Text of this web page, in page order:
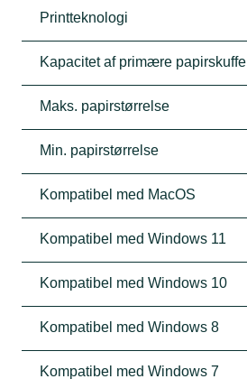
Printteknologi
Kapacitet af primære papirskuffe
Maks. papirstørrelse
Min. papirstørrelse
Kompatibel med MacOS
Kompatibel med Windows 11
Kompatibel med Windows 10
Kompatibel med Windows 8
Kompatibel med Windows 7